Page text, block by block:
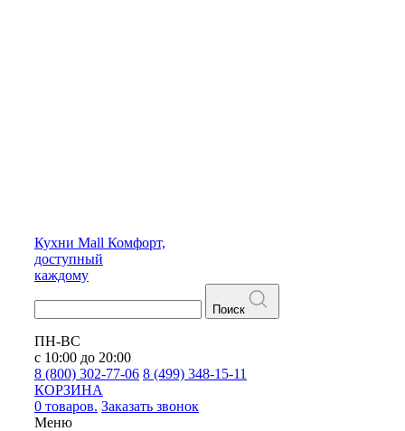
Кухни Mall Комфорт,
доступный
каждому
Поиск
ПН-ВС
с 10:00 до 20:00
8 (800) 302-77-06 8 (499) 348-15-11
КОРЗИНА
0 товаров. Заказать звонок
Меню